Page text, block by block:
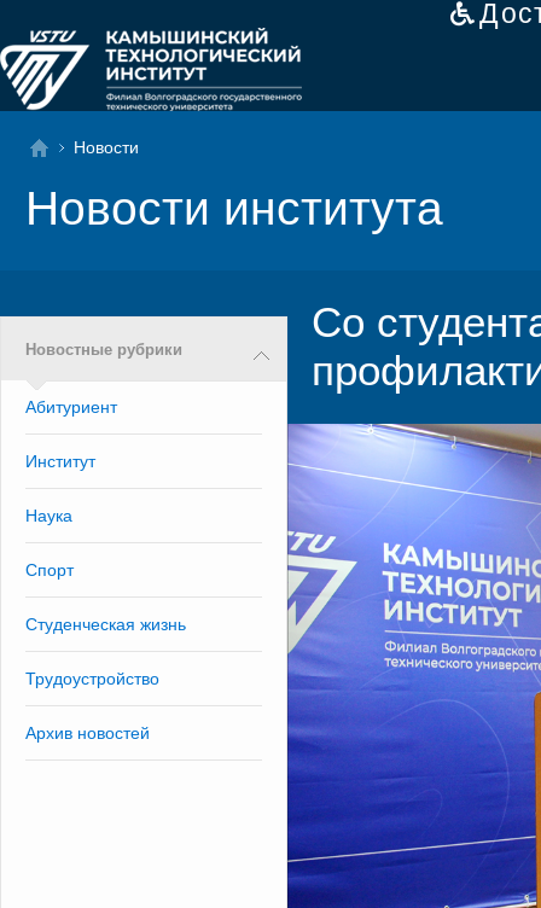
Новости
Новости института
Новостные рубрики
Абитуриент
Институт
Наука
Спорт
Студенческая жизнь
Трудоустройство
Архив новостей
Со